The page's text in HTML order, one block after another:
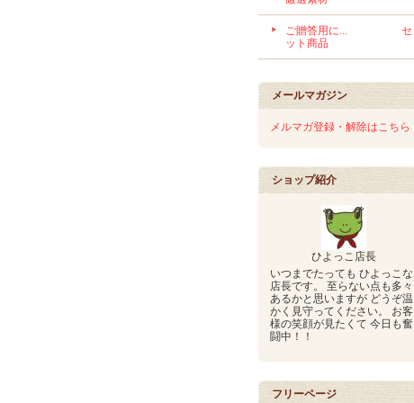
ご贈答用に... セ
ット商品
メールマガジン
メルマガ登録・解除はこちら
ショップ紹介
ひよっこ店長
いつまでたっても ひよっこな
店長です。 至らない点も多々
あるかと思いますが どうぞ温
かく見守ってください。 お客
様の笑顔が見たくて 今日も奮
闘中！！
フリーページ